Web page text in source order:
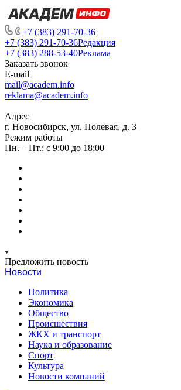
+7 (383) 291-70-36
+7 (383) 291-70-36Редакция
+7 (383) 288-53-40Реклама
Заказать звонок
E-mail
mail@academ.info
reklama@academ.info
Адрес
г. Новосибирск, ул. Полевая, д. 3
Режим работы
Пн. – Пт.: с 9:00 до 18:00
Предложить новость
Новости
Политика
Экономика
Общество
Происшествия
ЖКХ и транспорт
Наука и образование
Спорт
Культура
Новости компаний